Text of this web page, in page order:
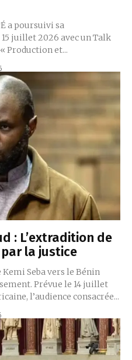
a poursuivi sa
juillet 2026 avec un Talk
Production et...
: L’extradition de
la justice
Seba vers le Bénin
Prévue le 14 juillet
l’audience consacrée...